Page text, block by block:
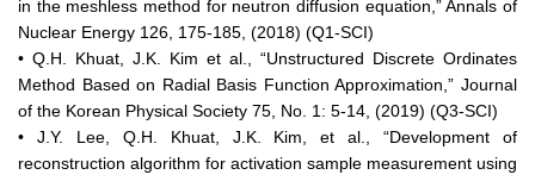
in the meshless method for neutron diffusion equation,” Annals of
Nuclear Energy 126, 175-185, (2018) (Q1-SCI)
• Q.H. Khuat, J.K. Kim et al., “Unstructured Discrete Ordinates
Method Based on Radial Basis Function Approximation,” Journal
of the Korean Physical Society 75, No. 1: 5-14, (2019) (Q3-SCI)
• J.Y. Lee, Q.H. Khuat, J.K. Kim, et al., “Development of
reconstruction algorithm for activation sample measurement using